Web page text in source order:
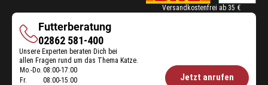
Versandkostenfrei ab 35 €
Futterberatung
Futterberatung
02862 581-400
Unsere Experten beraten Dich bei
allen Fragen rund um das Thema Katze.
Öffnungszeiten
Mo.-Do. 08:00-17:00
Fr.
08:00-15:00 Jetzt anrufen